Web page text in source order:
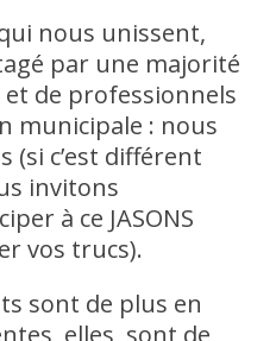
nous unissent,
par une majorité
de professionnels
municipale : nous
(si c’est différent
invitons
à ce JASONS
vos trucs).
sont de plus en